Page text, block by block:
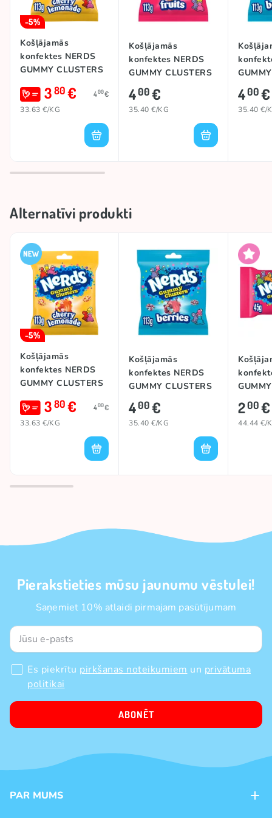
-5%
Košļājamās
konfektes NERDS
GUMMY CLUSTERS
LEMONADE BLITZ),
113g
380€ 400€
33.63 €/KG
Košļājamās
konfektes NERDS
GUMMY CLUSTERS
(FRUITS), 113g
400€
35.40 €/KG
400€
35.40 €/
Alternatīvi produkti
-5%
Košļājamās
konfektes NERDS
GUMMY CLUSTERS
LEMONADE BLITZ),
113g
380€ 400€
33.63 €/KG
Košļājamās
konfektes NERDS
GUMMY CLUSTERS
(BERRIES), 113g
400€
35.40 €/KG
200€
44.44 €/
Pierakstieties mūsu jaunumu vēstulei!
Saņemiet 10% atlaidi pirmajam pasūtījumam
Es piekrītu pirkšanas noteikumiem un privātuma
politikai
ABONĒT
PAR MUMS